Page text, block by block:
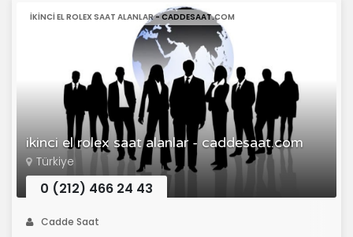
ikinci el rolex saat alanlar - caddesaat.com
IKINCI EL ROLEX SAAT ALANLAR - CADDESAAT.COM
Türkiye
0 (212) 466 24 43
Cadde Saat